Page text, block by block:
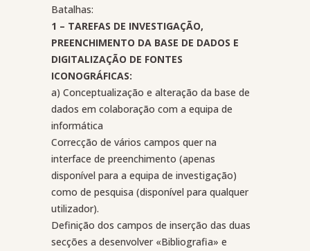
Batalhas:
1 – TAREFAS DE INVESTIGAÇÃO,
PREENCHIMENTO DA BASE DE DADOS E
DIGITALIZAÇÃO DE FONTES
ICONOGRÁFICAS:
a) Conceptualização e alteração da base de
dados em colaboração com a equipa de
informática
Correcção de vários campos quer na
interface de preenchimento (apenas
disponível para a equipa de investigação)
como de pesquisa (disponível para qualquer
utilizador).
Definição dos campos de inserção das duas
secções a desenvolver «Bibliografia» e